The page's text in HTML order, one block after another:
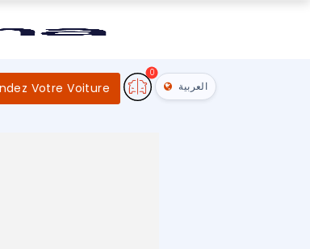
Votre Voiture
0
العربية